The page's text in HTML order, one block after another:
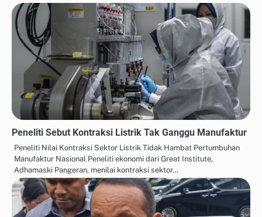
Peneliti Sebut Kontraksi Listrik Tak Ganggu Manufaktur
Peneliti Nilai Kontraksi Sektor Listrik Tidak Hambat Pertumbuhan
Manufaktur Nasional Peneliti ekonomi dari Great Institute,
Adhamaski Pangeran, menilai kontraksi sektor…